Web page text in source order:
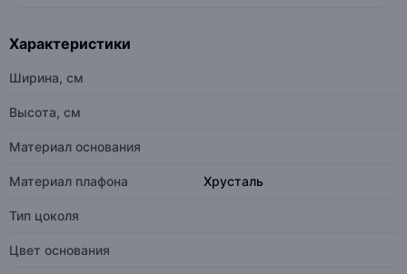
Характеристики
Ширина, см
Высота, см
Материал основания
Материал плафона Хрусталь
Тип цоколя
Цвет основания